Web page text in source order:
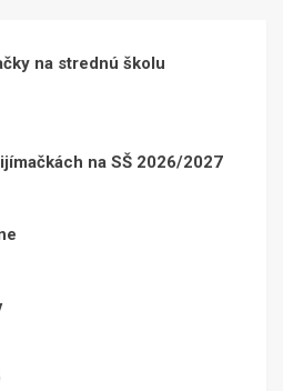
na strednú školu
na SŠ 2026/2027